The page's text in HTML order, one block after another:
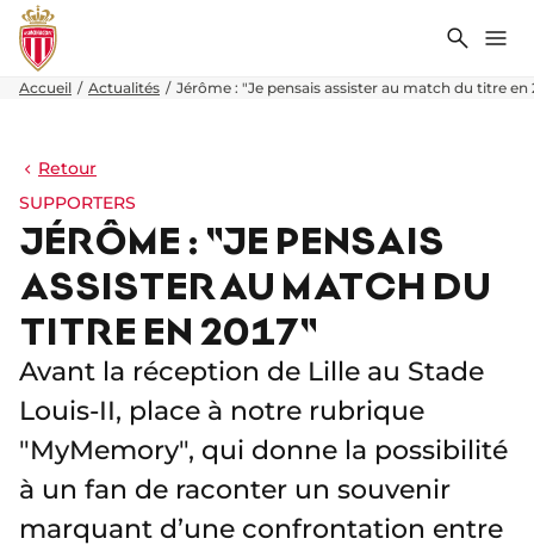
Accueil Actualités Jérôme : "Je pensais assister au match du titre en
Retour
SUPPORTERS
JÉRÔME : "JE PENSAIS
ASSISTER AU MATCH DU
TITRE EN 2017"
Avant la réception de Lille au Stade
Louis-II, place à notre rubrique
"MyMemory", qui donne la possibilité
à un fan de raconter un souvenir
marquant d’une confrontation entre